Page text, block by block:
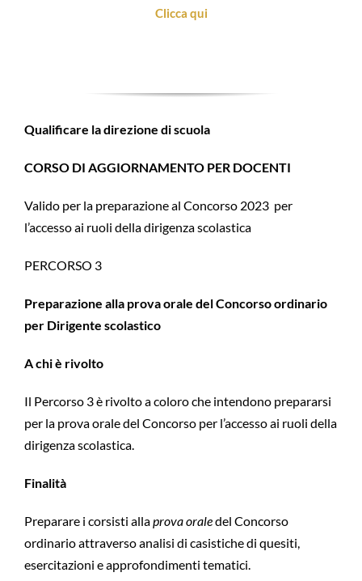
Clicca qui
Qualificare la direzione di scuola
CORSO DI AGGIORNAMENTO PER DOCENTI
Valido per la preparazione al Concorso 2023 per
l’accesso ai ruoli della dirigenza scolastica
PERCORSO 3
Preparazione alla prova orale del Concorso ordinario
per Dirigente scolastico
A chi è rivolto
Il Percorso 3 è rivolto a coloro che intendono prepararsi
per la prova orale del Concorso per l’accesso ai ruoli della
dirigenza scolastica.
Finalità
Preparare i corsisti allaprova oraledel Concorso
ordinario attraverso analisi di casistiche di quesiti,
esercitazioni e approfondimenti tematici.